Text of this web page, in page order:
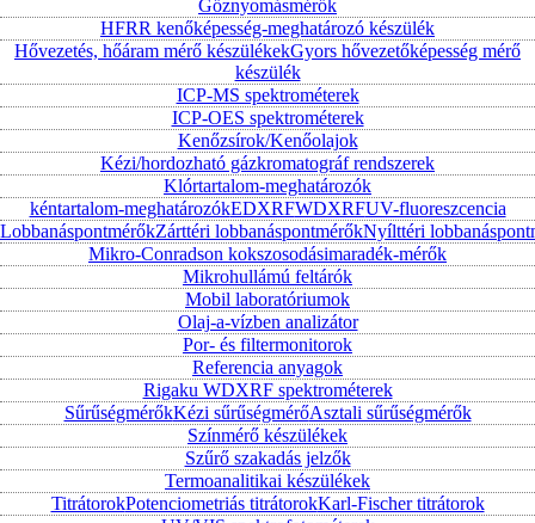
Gőznyomásmérők
HFRR kenőképesség-meghatározó készülék
Hővezetés, hőáram mérő készülékekGyors hővezetőképesség mérő
készülék
ICP-MS spektrométerek
ICP-OES spektrométerek
Kenőzsírok/Kenőolajok
Kézi/hordozható gázkromatográf rendszerek
Klórtartalom-meghatározók
kéntartalom-meghatározókEDXRFWDXRFUV-fluoreszcencia
LobbanáspontmérőkZárttéri lobbanáspontmérőkNyílttéri
Mikro-Conradson kokszosodásimaradék-mérők
Mikrohullámú feltárók
Mobil laboratóriumok
Olaj-a-vízben analizátor
Por- és filtermonitorok
Referencia anyagok
Rigaku WDXRF spektrométerek
SűrűségmérőkKézi sűrűségmérőAsztali sűrűségmérők
Színmérő készülékek
Szűrő szakadás jelzők
Termoanalitikai készülékek
TitrátorokPotenciometriás titrátorokKarl-Fischer titrátorok